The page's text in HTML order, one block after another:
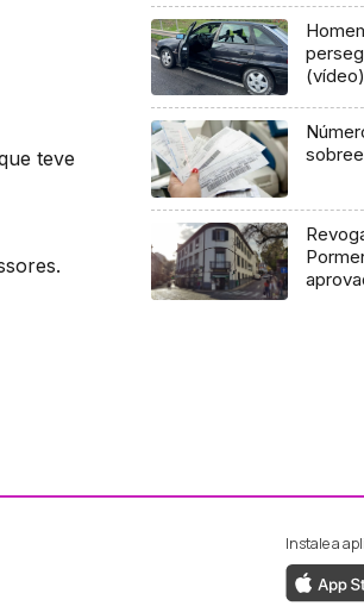
teve
(vídeo)
ao Facebook da RTP
ao Instagram da
Instale a